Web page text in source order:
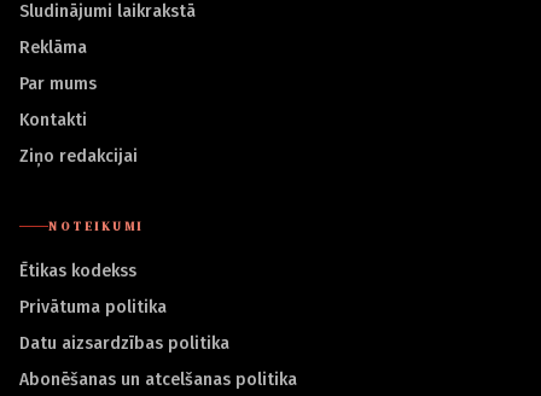
Sludinājumi laikrakstā
Reklāma
Par mums
Kontakti
Ziņo redakcijai
NOTEIKUMI
Ētikas kodekss
Privātuma politika
Datu aizsardzības politika
Abonēšanas un atcelšanas politika